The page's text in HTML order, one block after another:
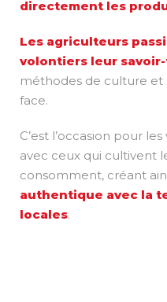
directement les
Les agriculteurs
volontiers leur
méthodes de culture et
face.
C’est l’occasion pour
avec ceux qui cultivent
consomment, créant
authentique avec la
locales.